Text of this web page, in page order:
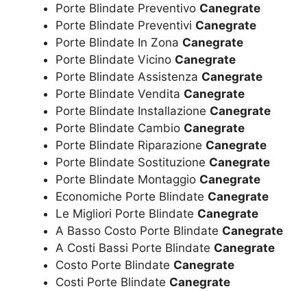
Porte Blindate Preventivo Canegrate
Porte Blindate Preventivi Canegrate
Porte Blindate In Zona Canegrate
Porte Blindate Vicino Canegrate
Porte Blindate Assistenza Canegrate
Porte Blindate Vendita Canegrate
Porte Blindate Installazione Canegrate
Porte Blindate Cambio Canegrate
Porte Blindate Riparazione Canegrate
Porte Blindate Sostituzione Canegrate
Porte Blindate Montaggio Canegrate
Economiche Porte Blindate Canegrate
Le Migliori Porte Blindate Canegrate
A Basso Costo Porte Blindate Canegrate
A Costi Bassi Porte Blindate Canegrate
Costo Porte Blindate Canegrate
Costi Porte Blindate Canegrate